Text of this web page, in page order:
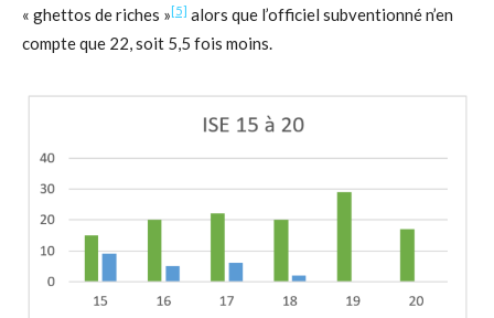
« ghettos de riches »[5] alors que l’officiel subventionné n’en
compte que 22, soit 5,5 fois moins.